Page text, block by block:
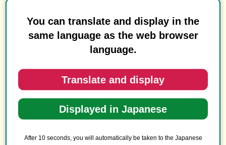
You can translate and display in the
same language as the web browser
language.
Translate and display
Displayed in Japanese
After 10 seconds, you will automatically be taken to the Japanese
お金のトラブルは、お子様が何らかの訴えをしたいと考え
ることが重要です。お金の持ち出しをどう思っているの
か、行動に至る理由や防止策をお子様と一緒に考えるお手
伝いをすることも可能です。ご家族だけで解決できない場
合はご相談ください。
質問14：子どもが万引きをしたのですが…
回答